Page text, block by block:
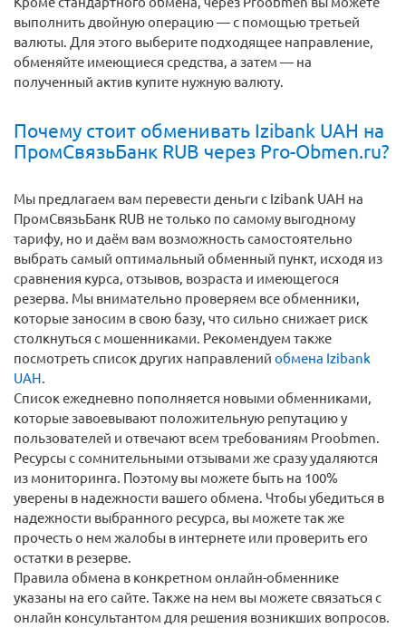
выполнить двойную операцию — с помощью третьей
валюты. Для этого выберите подходящее направление,
обменяйте имеющиеся средства, а затем — на
полученный актив купите нужную валюту.
Почему стоит обменивать Izibank UAH на
ПромСвязьБанк RUB через Pro-Obmen.ru?
Мы предлагаем вам перевести деньги c Izibank UAH на
ПромСвязьБанк RUB не только по самому выгодному
тарифу, но и даём вам возможность самостоятельно
выбрать самый оптимальный обменный пункт, исходя из
сравнения курса, отзывов, возраста и имеющегося
резерва. Мы внимательно проверяем все обменники,
которые заносим в свою базу, что сильно снижает риск
столкнуться с мошенниками. Рекомендуем также
посмотреть список других направлений обмена Izibank
UAH.
Список ежедневно пополняется новыми обменниками,
которые завоевывают положительную репутацию у
пользователей и отвечают всем требованиям Proobmen.
Ресурсы с сомнительными отзывами же сразу удаляются
из мониторинга. Поэтому вы можете быть на 100%
уверены в надежности вашего обмена. Чтобы убедиться в
надежности выбранного ресурса, вы можете так же
прочесть о нем жалобы в интернете или проверить его
остатки в резерве.
Правила обмена в конкретном онлайн-обменнике
указаны на его сайте. Также на нем вы можете связаться с
онлайн консультантом для решения возникших вопросов.